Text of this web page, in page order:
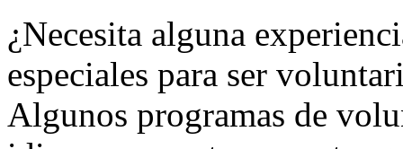
¿Necesita alguna
especiales para ser
Algunos programas de